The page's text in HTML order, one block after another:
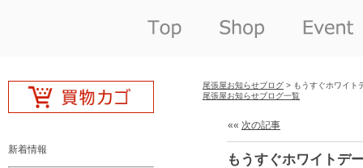
新着情報
尾張屋お知らせブログ > もうすぐホワイト
尾張屋お知らせブログ一覧
«« 次の記事
もうすぐホワイトデ